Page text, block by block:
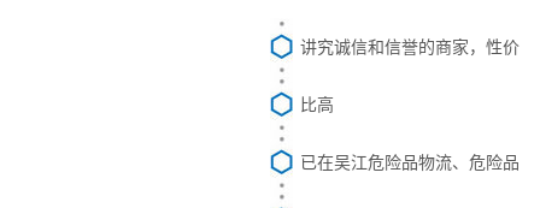
讲究诚信和信誉的商家，性价
比高
已在吴江危险品物流、危险品